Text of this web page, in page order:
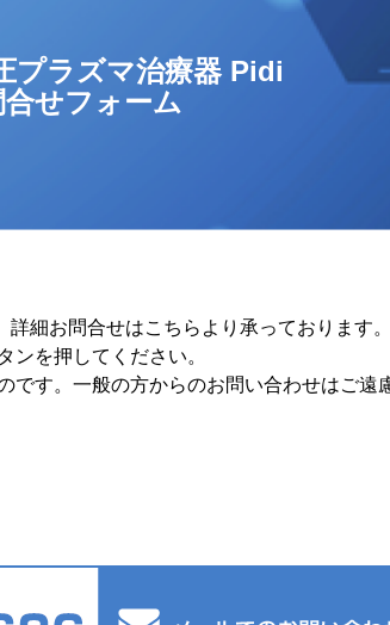
プラズマ治療器 Pidi
合せフォーム
細お問合せはこちらより承っております。
ンを押してください。
す。一般の方からのお問い合わせはご遠